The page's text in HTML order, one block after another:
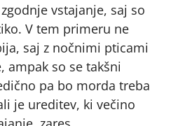
vstajanje, saj so
V tem primeru ne
saj z nočnimi pticami
ampak so se takšni
pa bo morda treba
je ureditev, ki večino